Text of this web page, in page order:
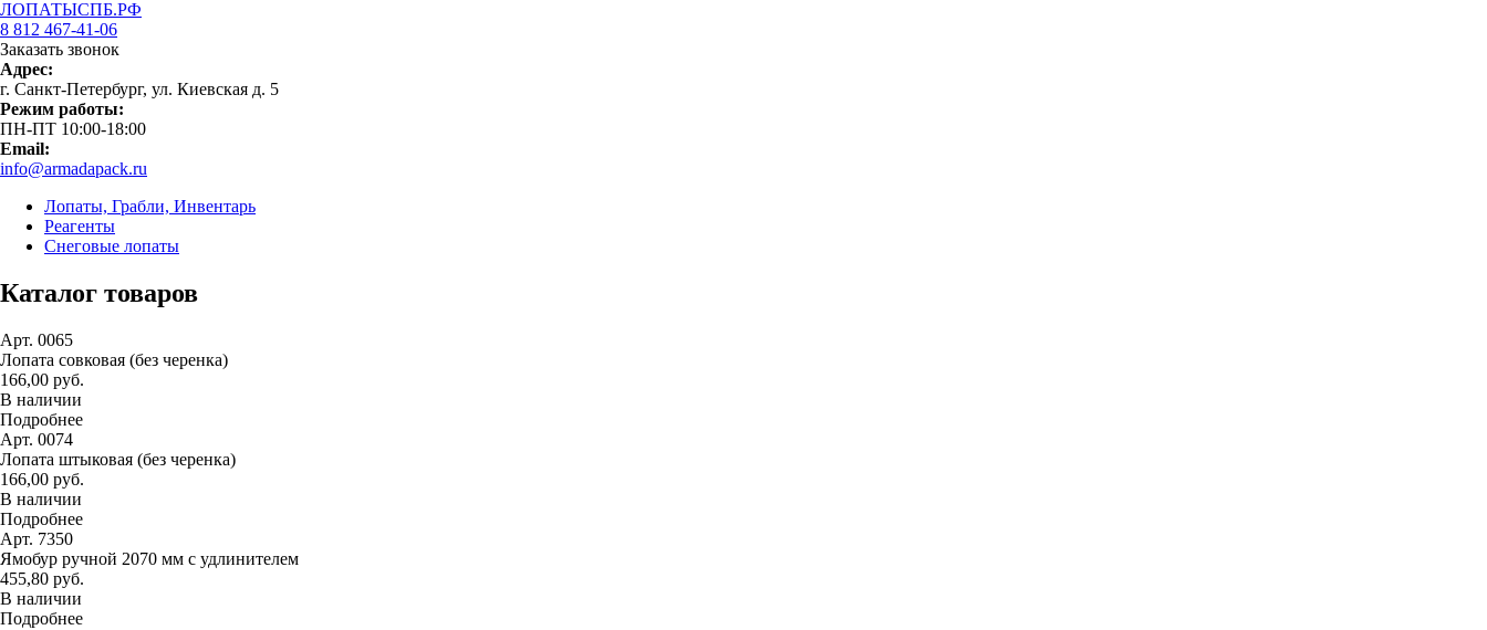
ЛОПАТЫСПБ.РФ
8 812 467-41-06
Заказать звонок
Адрес:
г. Санкт-Петербург, ул. Киевская д. 5
Режим работы:
ПН-ПТ 10:00-18:00
Email:
info@armadapack.ru
Лопаты, Грабли, Инвентарь
Реагенты
Снеговые лопаты
Каталог товаров
Арт. 0065
Лопата совковая (без черенка)
166,00 руб.
В наличии
Подробнее
Арт. 0074
Лопата штыковая (без черенка)
166,00 руб.
В наличии
Подробнее
Арт. 7350
Ямобур ручной 2070 мм с удлинителем
455,80 руб.
В наличии
Подробнее